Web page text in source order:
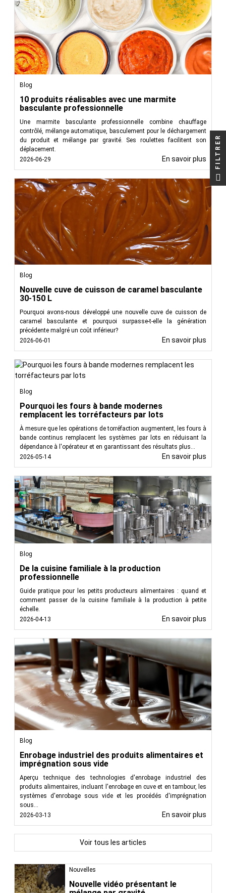
Nouvelles
Nouvelle vidéo présentant le
Blog
10 produits réalisables avec une marmite
basculante professionnelle
Une marmite basculante professionnelle combine chauffage
contrôlé, mélange automatique, basculement pour le déchargement
du produit et mélange par gravité. Ses roulettes facilitent son
déplacement.
2026-06-29
En savoir plus
Blog
Nouvelle cuve de cuisson de caramel basculante
30-150 L
Pourquoi avons-nous développé une nouvelle cuve de cuisson de
caramel basculante et pourquoi surpasse-t-elle la génération
précédente malgré un coût inférieur?
2026-06-01
En savoir plus
Blog
Pourquoi les fours à bande modernes
remplacent les torréfacteurs par lots
À mesure que les opérations de torréfaction augmentent, les fours à
bande continus remplacent les systèmes par lots en réduisant la
dépendance à l'opérateur et en garantissant des résultats plus...
2026-05-14
En savoir plus
Blog
De la cuisine familiale à la production
professionnelle
Guide pratique pour les petits producteurs alimentaires : quand et
comment passer de la cuisine familiale à la production à petite
échelle.
2026-04-13
En savoir plus
Blog
Enrobage industriel des produits alimentaires et
imprégnation sous vide
Aperçu technique des technologies d'enrobage industriel des
produits alimentaires, incluant l'enrobage en cuve et en tambour, les
systèmes d'enrobage sous vide et les procédés d'imprégnation
sous...
2026-03-13
En savoir plus
Voir tous les articles
FILTRER